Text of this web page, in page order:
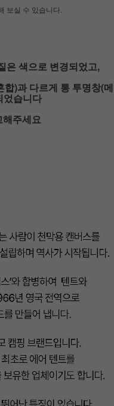
코 ID로 페
보실 수 있습니다.
은 색으로 변경되었고,
)과 다르게 통 투명창(메
었습니다
해주세요